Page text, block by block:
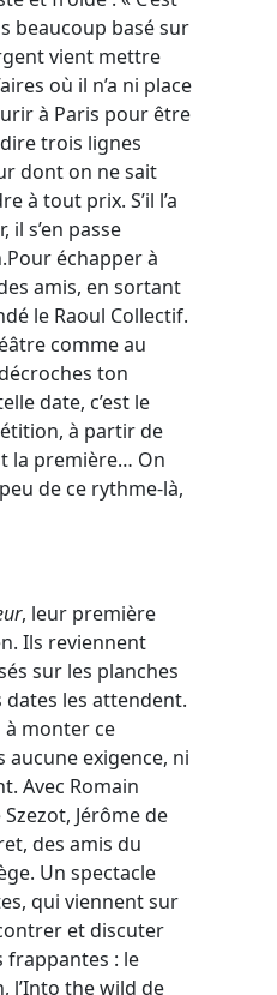
beaucoup basé sur
vient mettre
où il n’a ni place
à Paris pour être
trois lignes
dont on ne sait
à tout prix. S’il l’a
il s’en passe
échapper à
amis, en sortant
le Raoul Collectif.
comme au
ton
date, c’est le
à partir de
la première… On
de ce rythme-là,
, leur première
Ils reviennent
sur les planches
dates les attendent.
à monter ce
aucune exigence, ni
Avec Romain
Jérôme de
des amis du
Un spectacle
qui viennent sur
et discuter
frappantes : le
l’Into the wild de